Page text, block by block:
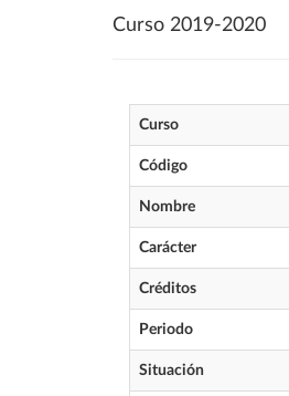
Curso 2019-2020
Curso
Código
Nombre
Carácter
Créditos
Periodo
Situación